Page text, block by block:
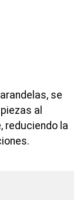
se
al
reduciendo la